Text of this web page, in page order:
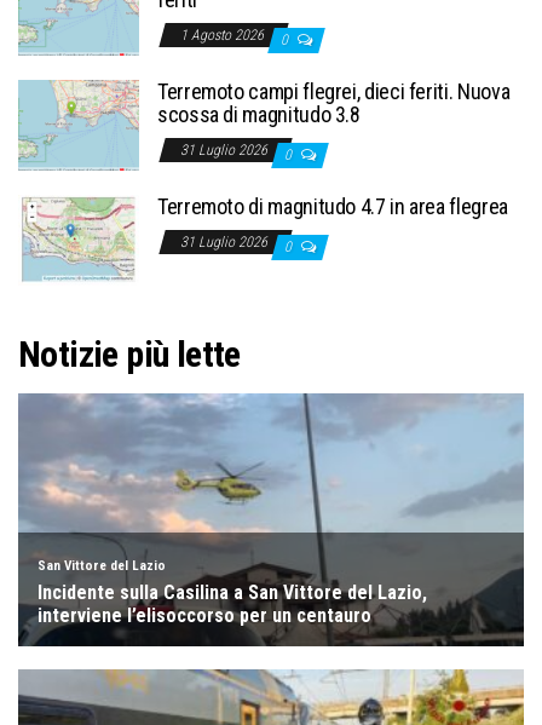
1 Agosto 2026 0
Terremoto campi flegrei, dieci feriti. Nuova
scossa di magnitudo 3.8
31 Luglio 2026 0
Terremoto di magnitudo 4.7 in area flegrea
31 Luglio 2026 0
Notizie più lette